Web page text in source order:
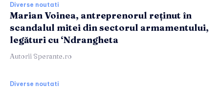
Diverse noutati
Marian Voinea, antreprenorul reținut în
scandalul mitei din sectorul armamentului,
legături cu ‘Ndrangheta
Autorii Sperante.ro
Diverse noutati